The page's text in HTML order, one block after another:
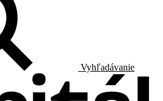
Vyhľadávanie